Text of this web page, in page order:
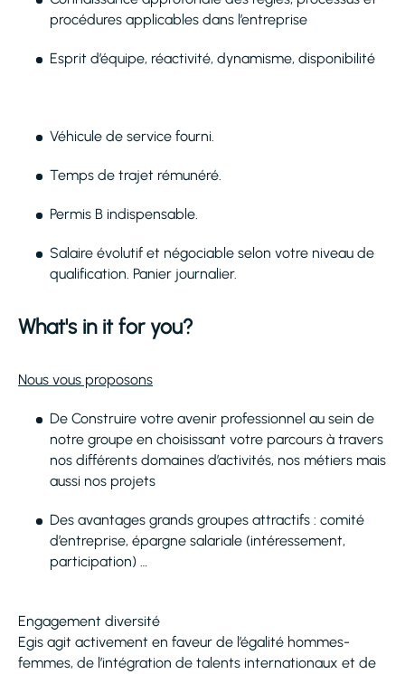
procédures applicables dans l’entreprise
Esprit d’équipe, réactivité, dynamisme, disponibilité
Véhicule de service fourni.
Temps de trajet rémunéré.
Permis B indispensable.
Salaire évolutif et négociable selon votre niveau de
qualification. Panier journalier.
What's in it for you?
Nous vous proposons
De Construire votre avenir professionnel au sein de
notre groupe en choisissant votre parcours à travers
nos différents domaines d’activités, nos métiers mais
aussi nos projets
Des avantages grands groupes attractifs : comité
d’entreprise, épargne salariale (intéressement,
participation) …
Engagement diversité
Egis agit activement en faveur de l’égalité hommes-
femmes, de l’intégration de talents internationaux et de